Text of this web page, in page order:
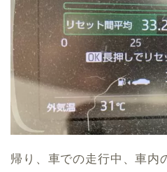
帰り、車での走行中、車内